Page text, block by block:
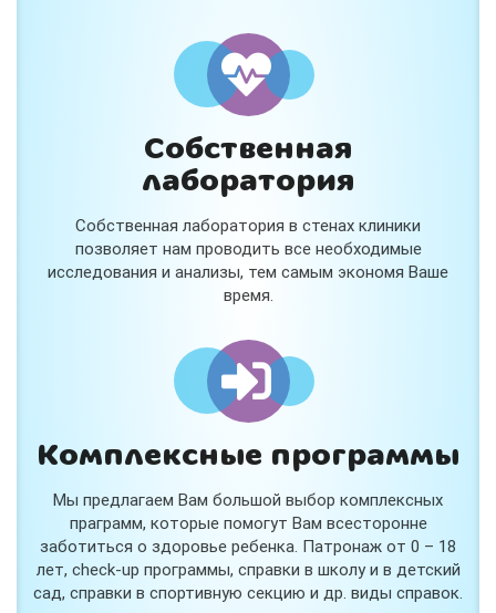
Собственная
лаборатория
Собственная лаборатория в стенах клиники
позволяет нам проводить все необходимые
исследования и анализы, тем самым экономя Ваше
время.
Комплексные программы
Мы предлагаем Вам большой выбор комплексных
праграмм, которые помогут Вам всесторонне
заботиться о здоровье ребенка. Патронаж от 0 – 18
лет, check-up программы, справки в школу и в детский
сад, справки в спортивную секцию и др. виды справок.